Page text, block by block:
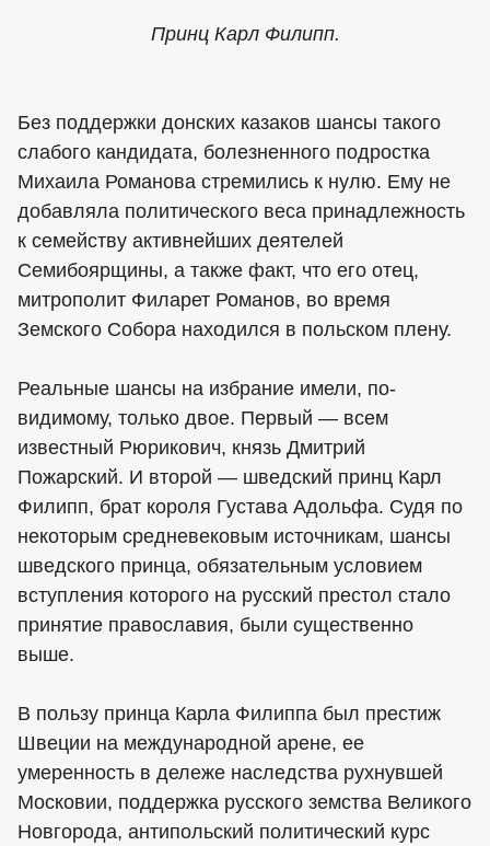
Принц Карл Филипп.
Без поддержки донских казаков шансы такого
слабого кандидата, болезненного подростка
Михаила Романова стремились к нулю. Ему не
добавляла политического веса принадлежность
к семейству активнейших деятелей
Семибоярщины, а также факт, что его отец,
митрополит Филарет Романов, во время
Земского Собора находился в польском плену.
Реальные шансы на избрание имели, по-
видимому, только двое. Первый — всем
известный Рюрикович, князь Дмитрий
Пожарский. И второй — шведский принц Карл
Филипп, брат короля Густава Адольфа. Судя по
некоторым средневековым источникам, шансы
шведского принца, обязательным условием
вступления которого на русский престол стало
принятие православия, были существенно
выше.
В пользу принца Карла Филиппа был престиж
Швеции на международной арене, ее
умеренность в дележе наследства рухнувшей
Московии, поддержка русского земства Великого
Новгорода, антипольский политический курс